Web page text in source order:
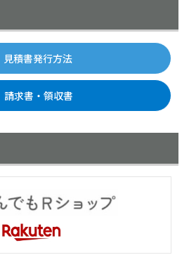
見積書発行方法
請求書・領収書